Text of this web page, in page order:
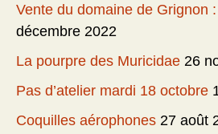
Vente du domaine de Grignon
décembre 2022
La pourpre des Muricidae 26
Pas d’atelier mardi 18 octobre
Coquilles aérophones 27 août